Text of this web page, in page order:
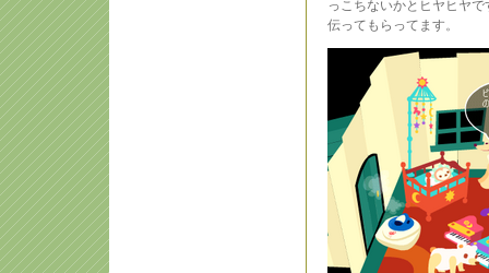
っこちないかとヒヤヒヤ
伝ってもらってます。